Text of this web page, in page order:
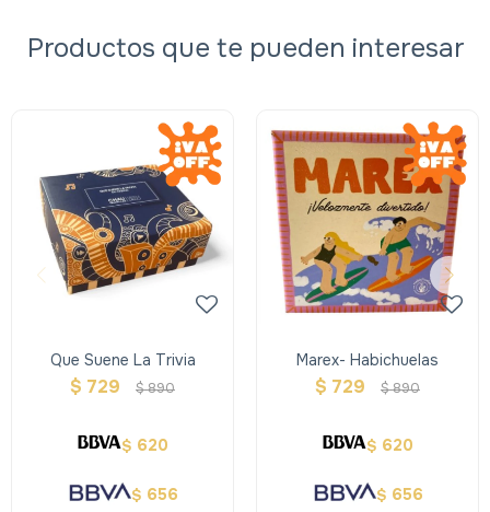
Productos que te pueden interesar
Que Suene La Trivia
$ 729 $890
$ 620
$ 656
Marex- Habichuelas
$ 729 $890
$ 620
$ 656